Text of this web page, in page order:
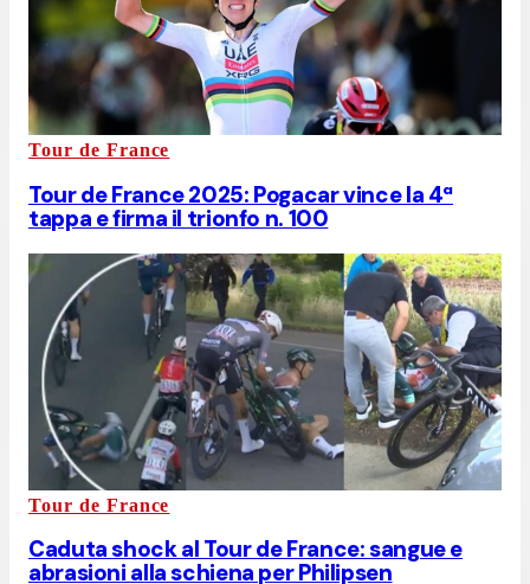
Tour de France
Tour de France 2025: Pogacar vince la 4ª
tappa e firma il trionfo n. 100
Tour de France
Caduta shock al Tour de France: sangue e
abrasioni alla schiena per Philipsen